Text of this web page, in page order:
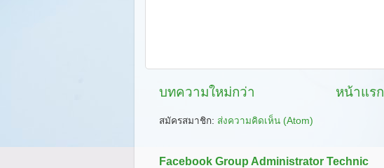
บทความใหม่กว่า หน้าแรก
สมัครสมาชิก: ส่งความคิดเห็น (Atom)
Facebook Group Administrator Technic